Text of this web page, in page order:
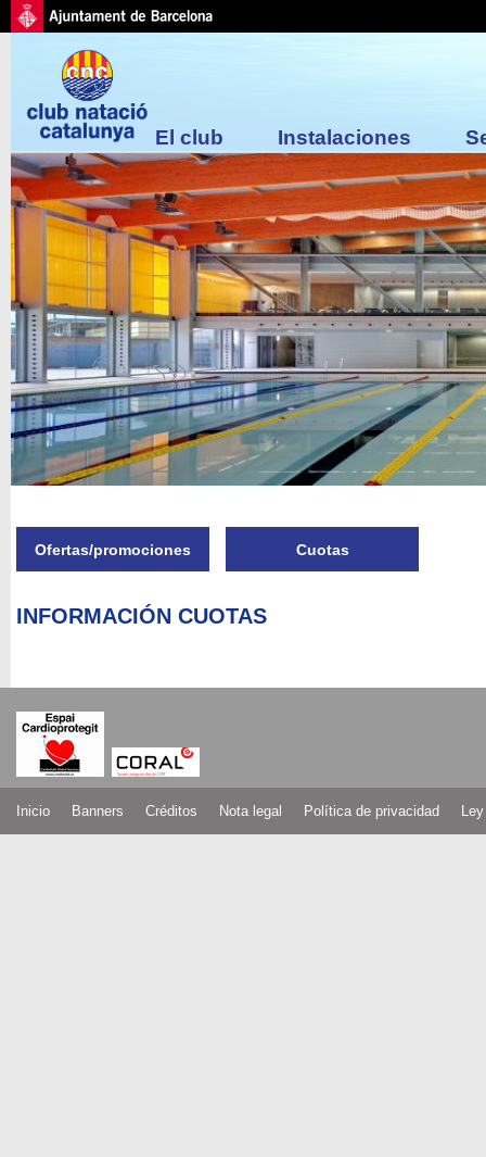
El club Instalaciones
Ofertas/promociones Cuotas
INFORMACIÓN CUOTAS
Inicio Banners Créditos Nota legal Política de privacidad